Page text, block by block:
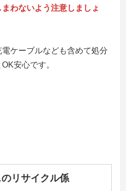
わないよう注意しましょ
ケーブルなども含めて処分
安心です。
リサイクル係